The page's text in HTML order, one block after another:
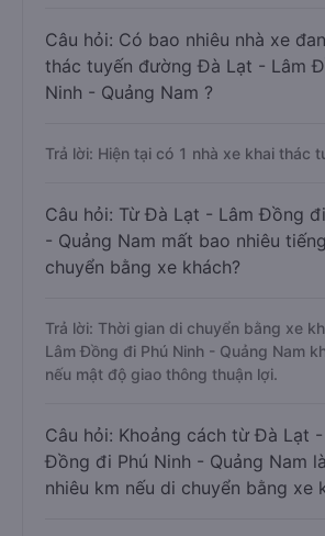
Câu hỏi: Có bao nhiêu nhà xe
thác tuyến đường Đà Lạt - Lâm
Ninh - Quảng Nam ?
Trả lời: Hiện tại có 1 nhà xe khai thác
Câu hỏi: Từ Đà Lạt - Lâm Đồng
- Quảng Nam mất bao nhiêu
chuyển bằng xe khách?
Trả lời: Thời gian di chuyển bằng xe
Lâm Đồng đi Phú Ninh - Quảng Nam
nếu mật độ giao thông thuận lợi.
Câu hỏi: Khoảng cách từ Đà Lạt -
Đồng đi Phú Ninh - Quảng Nam
nhiêu km nếu di chuyển bằng xe